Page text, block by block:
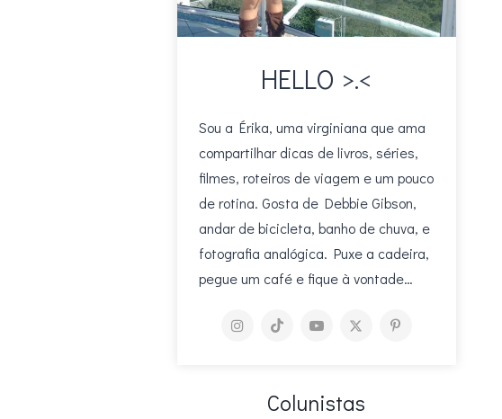
HELLO >.<
Sou a Érika, uma virginiana que ama
compartilhar dicas de livros, séries,
filmes, roteiros de viagem e um pouco
de rotina. Gosta de Debbie Gibson,
andar de bicicleta, banho de chuva, e
fotografia analógica. Puxe a cadeira,
pegue um café e fique à vontade…
Colunistas